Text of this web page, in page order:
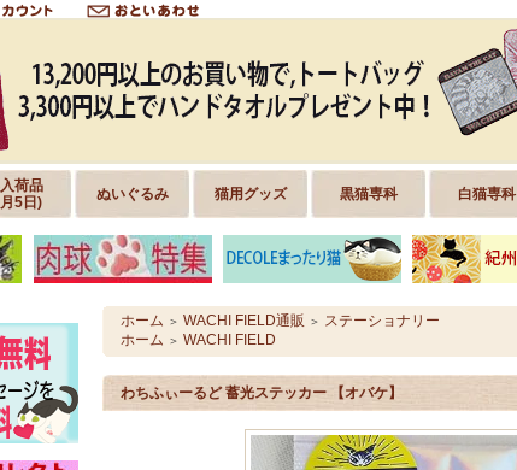
荷品
5日)
ぬいぐるみ 猫用グッズ 黒猫専科 白猫専科
ホーム ＞ WACHI FIELD通販 ＞ ステーショナリー
ホーム ＞ WACHI FIELD
わちふぃーるど 蓄光ステッカー 【オバケ】